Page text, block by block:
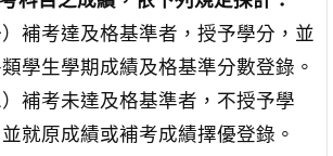
）補考達及格基準者，授予學分，並
學生學期成績及格基準分數登錄。
）補考未達及格基準者，不授予學
就原成績或補考成績擇優登錄。